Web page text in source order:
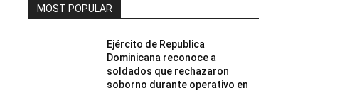
MOST POPULAR
Ejército de Republica
Dominicana reconoce a
soldados que rechazaron
soborno durante operativo en